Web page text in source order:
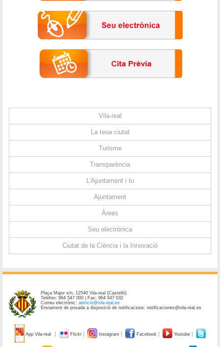
Vila-real
La teua ciutat
Turisme
Transparència
L'Ajuntament i tu
Ajuntament
Àrees
Seu electrònica
Ciutat de la Ciència i la Innovació
Plaça Major s/n. 12540 Vila-real (Castelló)
Telèfon: 964 547 000 | Fax: 964 547 032
Correu electrònic:atencio@vila-real.es
Enviament de posada a disposició de notificacions: notificaciones@vila-real.es
App Vila-real Flickr Instagram Facebook Youtube